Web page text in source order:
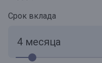
Срок вклада